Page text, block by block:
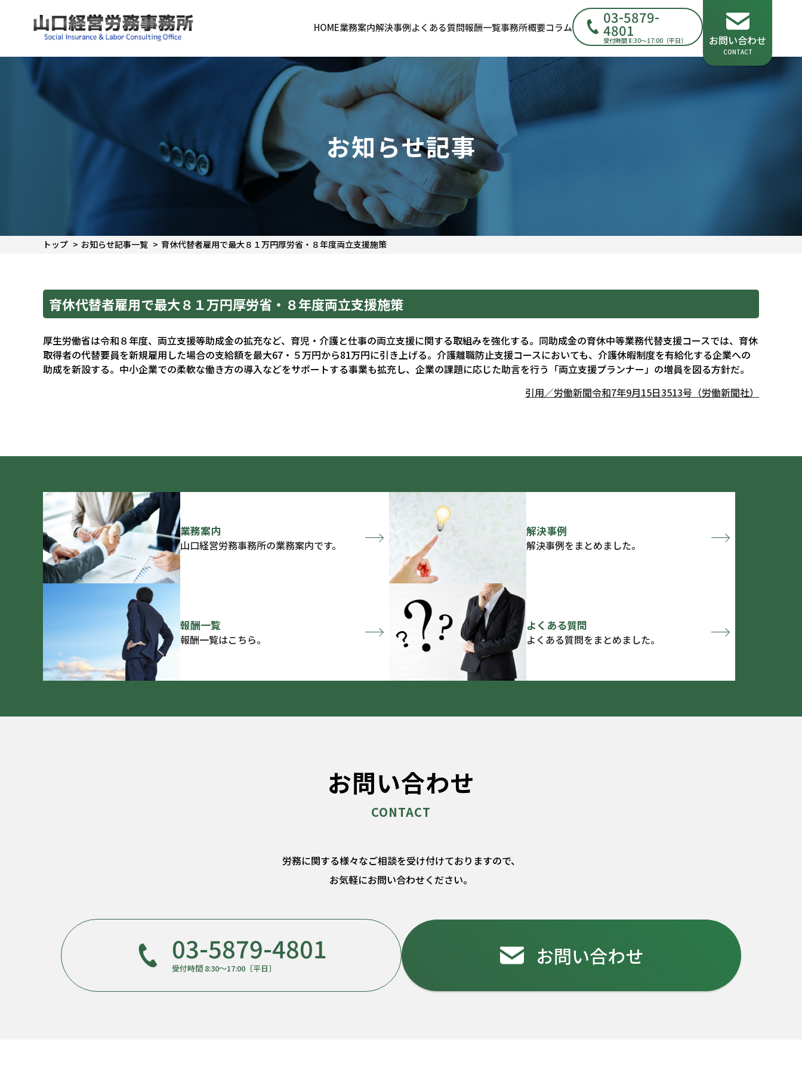
HOME業務案内解決事例よくある質問報酬一覧事務所概要コラム
03-5879-
4801
受付時間 8:30～17:00〔平日〕 お問い合わせ
CONTACT
お知らせ記事
トップ お知らせ記事一覧 育休代替者雇用で最大８１万円――厚労省・８年度両立支援施策
育休代替者雇用で最大８１万円――厚労省・８年度両立支援施策
厚生労働省は令和８年度、両立支援等助成金の拡充など、育児・介護と仕事の両立支援に関する取組みを強化する。同助成金の育休中等業務代替支援コースでは、育休
取得者の代替要員を新規雇用した場合の支給額を最大67・５万円から81万円に引き上げる。介護離職防止支援コースにおいても、介護休暇制度を有給化する企業への
助成を新設する。中小企業での柔軟な働き方の導入などをサポートする事業も拡充し、企業の課題に応じた助言を行う「両立支援プランナー」の増員を図る方針だ。
引用／労働新聞令和7年9月15日3513号（労働新聞社）
業務案内
山口経営労務事務所の業務案内です。
解決事例
解決事例をまとめました。
報酬一覧
報酬一覧はこちら。
よくある質問
よくある質問をまとめました。
お問い合わせ
労務に関する様々なご相談を受け付けておりますので、
お気軽にお問い合わせください。
03-5879-4801
受付時間 8:30～17:00〔平日〕 お問い合わせ